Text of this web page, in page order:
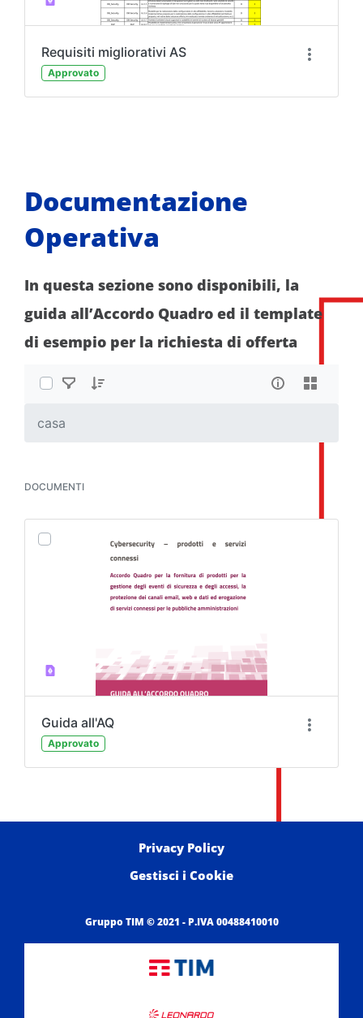
Requisiti migliorativi AS
Approvato
Documentazione
Operativa
In questa sezione sono disponibili, la
guida all’Accordo Quadro ed il template
di esempio per la richiesta di offerta
casa
DOCUMENTI
Guida all'AQ
Approvato
Privacy Policy
Gestisci i Cookie
Gruppo TIM © 2021 - P.IVA 00488410010